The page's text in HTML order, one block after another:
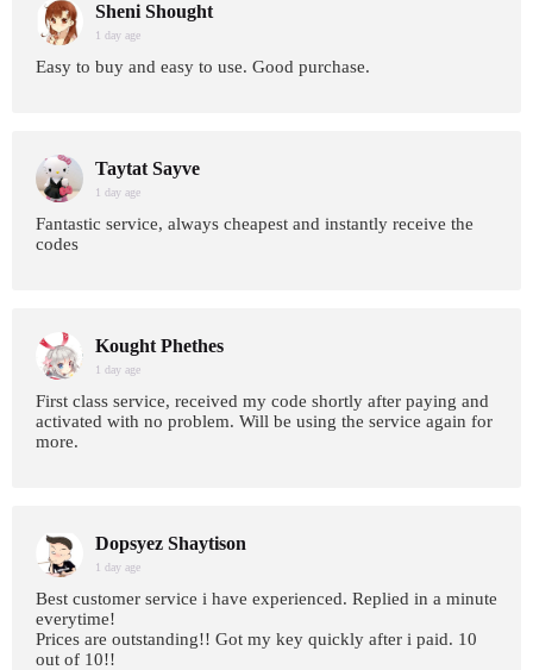
Sheni Shought
1 day age
Easy to buy and easy to use. Good purchase.
Taytat Sayve
1 day age
Fantastic service, always cheapest and instantly receive the
codes
Kought Phethes
1 day age
First class service, received my code shortly after paying and
activated with no problem. Will be using the service again for
more.
Dopsyez Shaytison
1 day age
Best customer service i have experienced. Replied in a minute
everytime!
Prices are outstanding!! Got my key quickly after i paid. 10
out of 10!!